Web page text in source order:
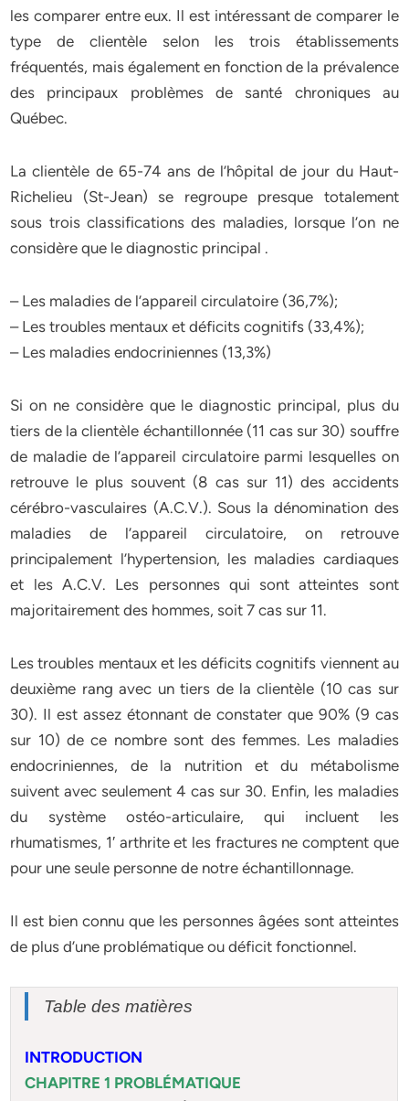
les comparer entre eux. Il est intéressant de comparer le
type de clientèle selon les trois établissements
fréquentés, mais également en fonction de la prévalence
des principaux problèmes de santé chroniques au
Québec.
La clientèle de 65-74 ans de l’hôpital de jour du Haut-
Richelieu (St-Jean) se regroupe presque totalement
sous trois classifications des maladies, lorsque l’on ne
considère que le diagnostic principal .
– Les maladies de l’appareil circulatoire (36,7%);
– Les troubles mentaux et déficits cognitifs (33,4%);
– Les maladies endocriniennes (13,3%)
Si on ne considère que le diagnostic principal, plus du
tiers de la clientèle échantillonnée (11 cas sur 30) souffre
de maladie de l’appareil circulatoire parmi lesquelles on
retrouve le plus souvent (8 cas sur 11) des accidents
cérébro-vasculaires (A.C.V.). Sous la dénomination des
maladies de l’appareil circulatoire, on retrouve
principalement l’hypertension, les maladies cardiaques
et les A.C.V. Les personnes qui sont atteintes sont
majoritairement des hommes, soit 7 cas sur 11.
Les troubles mentaux et les déficits cognitifs viennent au
deuxième rang avec un tiers de la clientèle (10 cas sur
30). Il est assez étonnant de constater que 90% (9 cas
sur 10) de ce nombre sont des femmes. Les maladies
endocriniennes, de la nutrition et du métabolisme
suivent avec seulement 4 cas sur 30. Enfin, les maladies
du système ostéo-articulaire, qui incluent les
rhumatismes, 1′ arthrite et les fractures ne comptent que
pour une seule personne de notre échantillonnage.
Il est bien connu que les personnes âgées sont atteintes
de plus d’une problématique ou déficit fonctionnel.
Table des matières
INTRODUCTION
CHAPITRE 1 PROBLÉMATIQUE